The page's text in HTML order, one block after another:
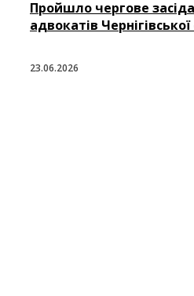
Пройшло чергове
адвокатів Чернігівської
23.06.2026